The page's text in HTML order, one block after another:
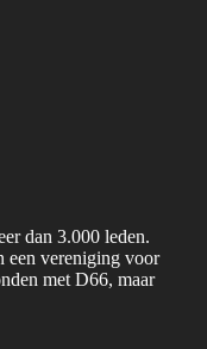
dan 3.000 leden.
een vereniging voor
met D66, maar